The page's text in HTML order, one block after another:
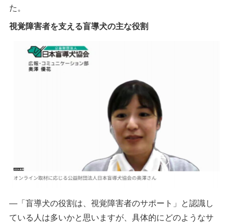
た。
視覚障害者を支える盲導犬の主な役割
―「盲導犬の役割は、視覚障害者のサポート」と認識し
ている人は多いかと思いますが、具体的にどのようなサ